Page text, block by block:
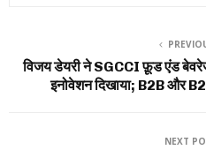
विजय डेयरी ने SGCCI फ़ूड एंड
इनोवेशन दिखाया; B2B और
NEXT